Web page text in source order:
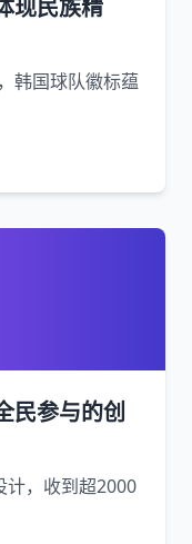
现民族精
韩国球队徽标蕴
民参与的创
计，收到超2000